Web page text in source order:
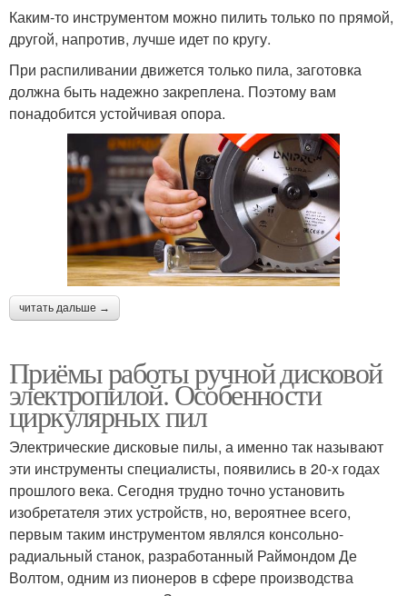
Каким-то инструментом можно пилить только по прямой,
другой, напротив, лучше идет по кругу.
При распиливании движется только пила, заготовка
должна быть надежно закреплена. Поэтому вам
понадобится устойчивая опора.
читать дальше →
Приёмы работы ручной дисковой
электропилой. Особенности
циркулярных пил
Электрические дисковые пилы, а именно так называют
эти инструменты специалисты, появились в 20-х годах
прошлого века. Сегодня трудно точно установить
изобретателя этих устройств, но, вероятнее всего,
первым таким инструментом являлся консольно-
радиальный станок, разработанный Раймондом Де
Волтом, одним из пионеров в сфере производства